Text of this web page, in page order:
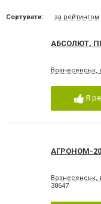
Сортувати: за рейтингом
АБСОЛЮТ,
Вознесенськ,
Я
АГРОНОМ-
Вознесенськ,
38647